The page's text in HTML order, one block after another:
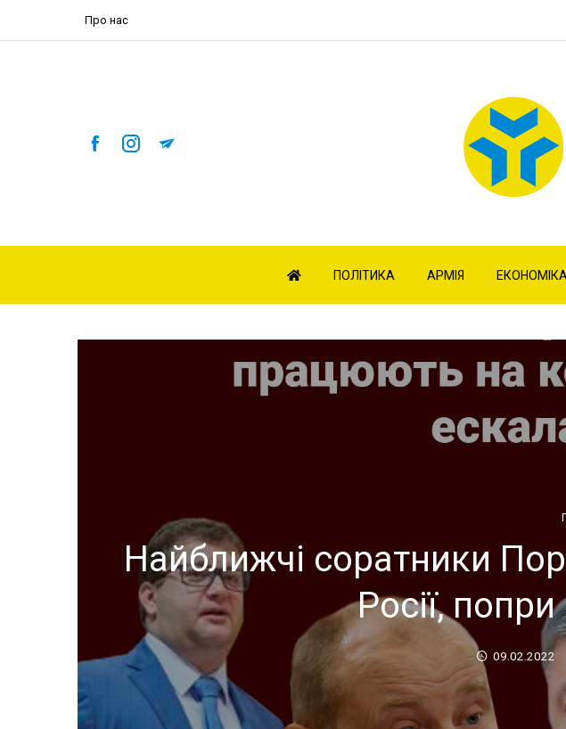
Про нас
ПОЛІТИКА АРМІЯ ЕКОНОМІКА
Найближчі соратники
Росії,
09.02.2022